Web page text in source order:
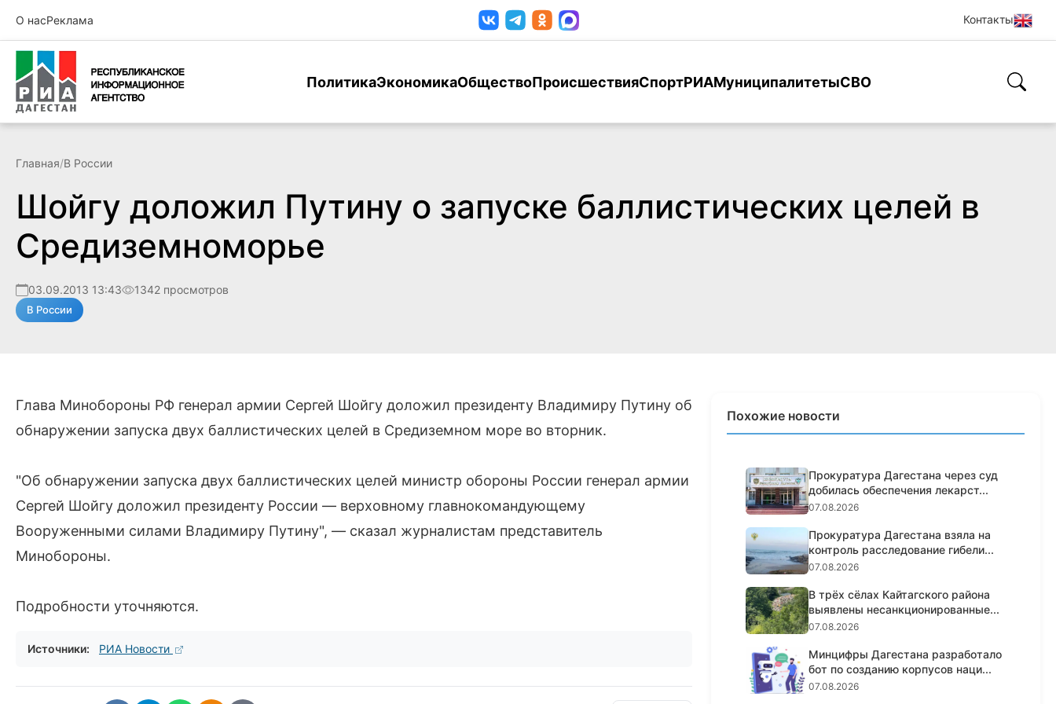
О насРеклама Контакты
ПолитикаЭкономикаОбществоПроисшествияСпортРИАМуниципалитетыСВО
Главная/В России
Шойгу доложил Путину о запуске баллистических целей в
Средиземноморье
03.09.2013 13:43 1342 просмотров
В России
Глава Минобороны РФ генерал армии Сергей Шойгу доложил президенту Владимиру Путину об
обнаружении запуска двух баллистических целей в Средиземном море во вторник.
"Об обнаружении запуска двух баллистических целей министр обороны России генерал армии
Сергей Шойгу доложил президенту России — верховному главнокомандующему
Вооруженными силами Владимиру Путину", — сказал журналистам представитель
Минобороны.
Подробности уточняются.
Источники: РИА Новости
Похожие новости
Прокуратура Дагестана через суд
добилась обеспечения лекарст...
07.08.2026
Прокуратура Дагестана взяла на
контроль расследование гибели...
07.08.2026
В трёх сёлах Кайтагского района
выявлены несанкционированные...
07.08.2026
Минцифры Дагестана разработало
бот по созданию корпусов наци...
07.08.2026